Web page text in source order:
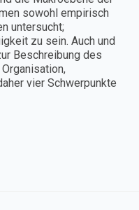
sowohl empirisch
untersucht;
zu sein. Auch und
Beschreibung des
vier Schwerpunkte